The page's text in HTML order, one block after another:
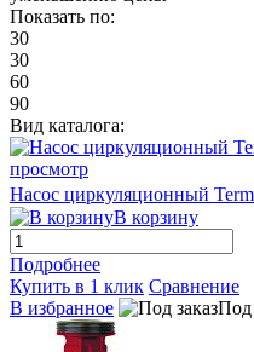
Показать по:
30
30
60
90
Вид каталога:
просмотр
Насос циркуляционный
В корзину
Подробнее
Купить в 1 клик Сравнение
В избранное
Под